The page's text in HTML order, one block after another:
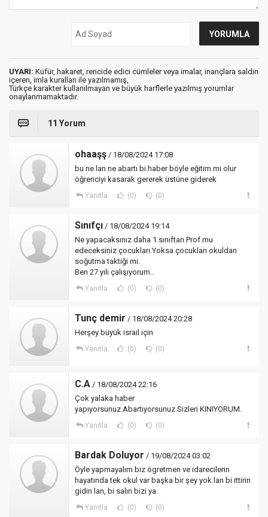
UYARI: Küfür, hakaret, rencide edici cümleler veya imalar, inançlara saldırı
içeren, imla kuralları ile yazılmamış,
Türkçe karakter kullanılmayan ve büyük harflerle yazılmış yorumlar
onaylanmamaktadır.
11 Yorum
ohaaşş / 18/08/2024 17:08
bu ne lan ne abartı bi haber böyle eğitim mi olur
öğrenciyi kasarak gererek üstüne giderek
Yanıtla (0) (0)
Sınıfçı / 18/08/2024 19:14
Ne yapacaksınız daha 1.sınıftan Prof.mu
edeceksiniz çocukları.Yoksa çocukları okuldan
soğutma taktiği mi.
Ben 27.yılı çalışıyorum..
Yanıtla (0) (0)
Tunç demir / 18/08/2024 20:28
Herşey büyük israil için
Yanıtla (0) (0)
C.A / 18/08/2024 22:16
Çok yalaka haber
yapıyorsunuz.Abartıyorsunuz.Sizleri KINIYORUM.
Yanıtla (0) (0)
Bardak Doluyor / 19/08/2024 03:02
Öyle yapmayalım biz ögretmen ve idarecilerin
hayatında tek okul var başka bir şey yok.lan bi ittirin
gidin lan, bi salın bizi ya.
Yanıtla (0) (0)